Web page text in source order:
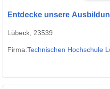
Entdecke unsere
Lübeck, 23539
Firma:Technischen Hochschule